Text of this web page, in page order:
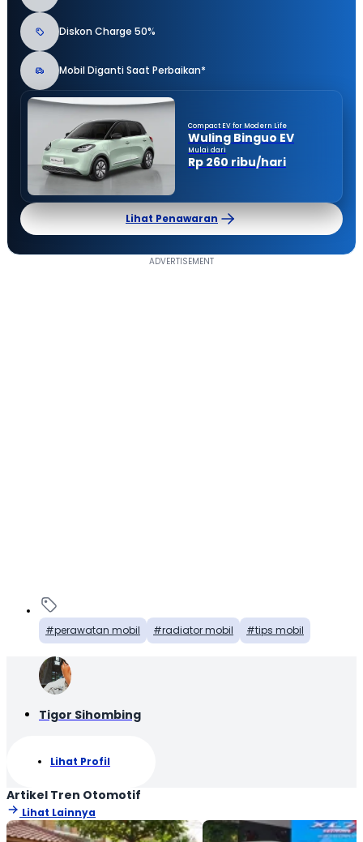
Diskon Charge 50%
Mobil Diganti Saat Perbaikan*
Compact EV for Modern Life
Wuling Binguo EV
Mulai dari
Rp 260 ribu/hari
Lihat Penawaran
perawatan mobil radiator mobil tips mobil
Tigor Sihombing
Lihat Profil
Artikel Tren Otomotif
Lihat Lainnya